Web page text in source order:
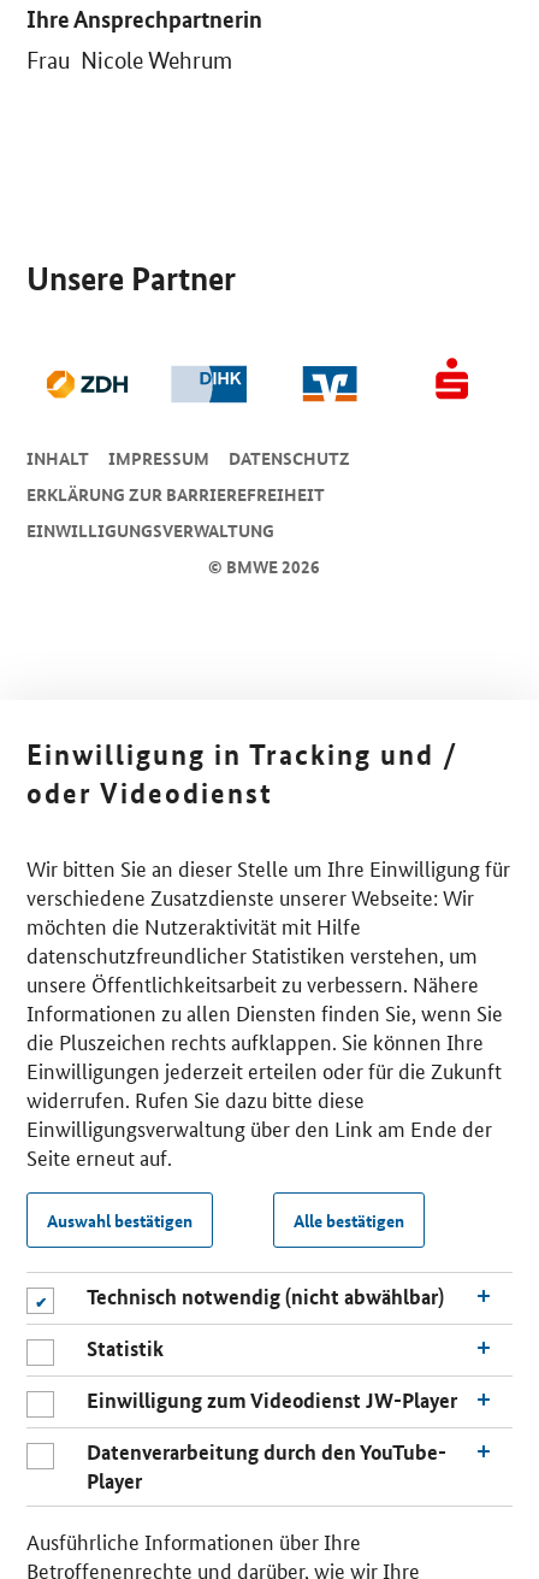
Ihre Ansprechpartnerin
Frau Nicole Wehrum
Unsere Partner
© BMWE 2026
INHALT IMPRESSUM
DA­TEN­SCHUTZ
ERKLÄRUNG ZUR BARRIEREFREIHEIT
EINWILLIGUNGSVERWALTUNG
Einwilligung in Tracking und /
oder Videodienst
Wir bitten Sie an dieser Stelle um Ihre Einwilligung für
verschiedene Zusatzdienste unserer Webseite: Wir
möchten die Nutzeraktivität mit Hilfe
datenschutzfreundlicher Statistiken verstehen, um
unsere Öffentlichkeitsarbeit zu verbessern. Nähere
Informationen zu allen Diensten finden Sie, wenn Sie
die Pluszeichen rechts aufklappen. Sie können Ihre
Einwilligungen jederzeit erteilen oder für die Zukunft
widerrufen. Rufen Sie dazu bitte diese
Einwilligungsverwaltung über den Link am Ende der
Seite erneut auf.
Auswahl bestätigen Alle bestätigen
Technisch notwendig (nicht abwählbar)
Statistik
Einwilligung zum Videodienst JW-Player
Datenverarbeitung durch den YouTube-
Player
Ausführliche Informationen über Ihre
Betroffenenrechte und darüber, wie wir Ihre